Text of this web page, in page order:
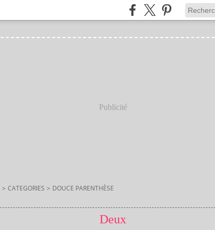
Publicité
> CATEGORIES > DOUCE PARENTHÈSE
Deux